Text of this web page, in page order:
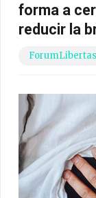
forma a
reducir la